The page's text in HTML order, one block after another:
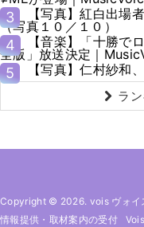
3
【写真】紅白出場
（写真１０／１０）
4
【音楽】「十勝で
全版」放送決定｜
5
【写真】仁村紗和
ラ
Copyright © 2026. vois ヴォイ
情報提供・取材案内の受付